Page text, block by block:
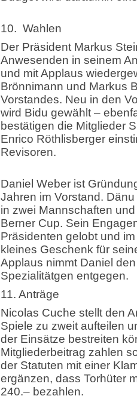
10. Wahlen
Der Präsident Markus
Anwesenden in seinem
und mit Applaus
Brönnimann und Markus
Vorstandes. Neu in den
wird Bidu gewählt –
bestätigen die Mitglieder
Enrico Röthlisberger
Revisoren.
Daniel Weber ist
Jahren im Vorstand.
in zwei Mannschaften
Berner Cup. Sein
Präsidenten gelobt und
kleines Geschenk für
Applaus nimmt Daniel
Spezialitätgen entgegen.
11. Anträge
Nicolas Cuche stellt den
Spiele zu zweit aufteilen
der Einsätze bestreiten
Mitgliederbeitrag zahlen
der Statuten mit einer
ergänzen, dass Torhüter
240.– bezahlen.